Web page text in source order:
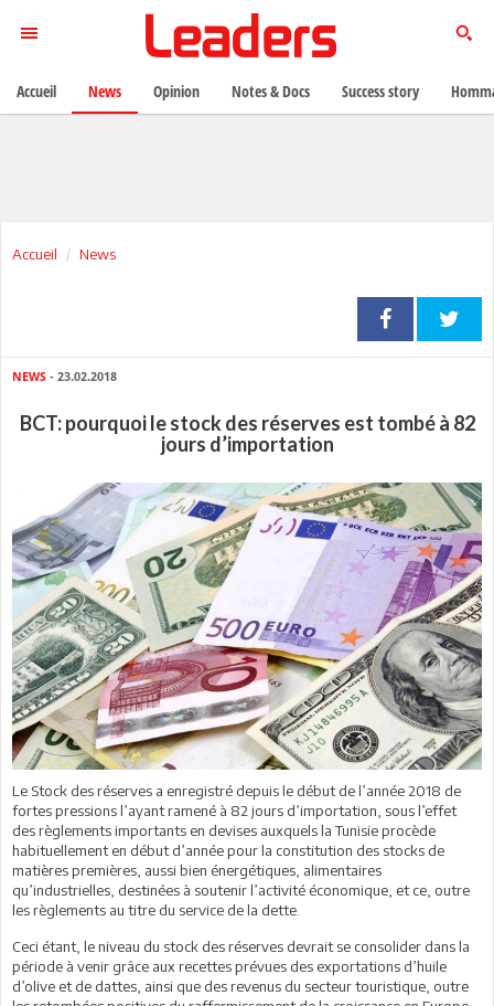
Accueil News
NEWS - 23.02.2018
BCT: pourquoi le stock des réserves est tombé à 82
jours d’importation
Le Stock des réserves a enregistré depuis le début de l’année 2018 de
fortes pressions l’ayant ramené à 82 jours d’importation, sous l’effet
des règlements importants en devises auxquels la Tunisie procède
habituellement en début d’année pour la constitution des stocks de
matières premières, aussi bien énergétiques, alimentaires
qu’industrielles, destinées à soutenir l’activité économique, et ce, outre
les règlements au titre du service de la dette.
Ceci étant, le niveau du stock des réserves devrait se consolider dans la
période à venir grâce aux recettes prévues des exportations d’huile
d’olive et de dattes, ainsi que des revenus du secteur touristique, outre
Accueil News Opinion Notes & Docs Success story